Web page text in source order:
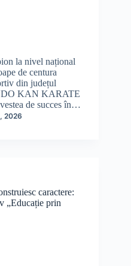
la nivel național
de centura
din județul
KAN KARATE
de succes în…
2026
caractere:
„Educație prin